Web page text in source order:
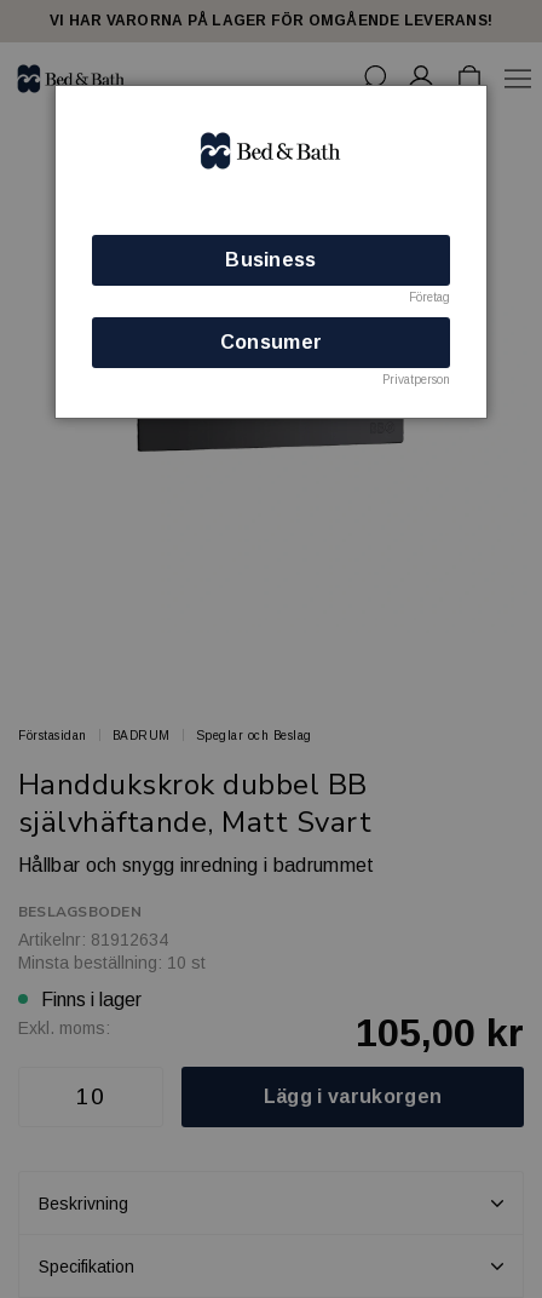
VI HAR VARORNA PÅ LAGER FÖR OMGÅENDE LEVERANS!
Förstasidan BADRUM Speglar och Beslag
Handdukskrok dubbel BB
självhäftande, Matt Svart
Hållbar och snygg inredning i badrummet
BESLAGSBODEN
Artikelnr: 81912634
Minsta beställning: 10 st
Finns i lager
Exkl. moms: 105,00 kr
Lägg i varukorgen
Beskrivning
Specifikation
Business
Företag
Consumer
Privatperson